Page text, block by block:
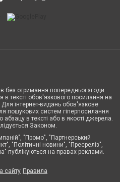
без отримання попередньої згоди
тексті обов'язкового посилання на
інтернет-видань обов'язкове
пошукових систем гіперпосилання
абзацу в тексті або в якості джерела.
Законом.
"Промо", "Партнерський
"Політичні новини", "Пресреліз",
публікуються на правах реклами.
сайту Правила